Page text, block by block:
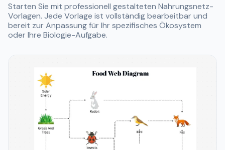
Starten Sie mit professionell gestalteten Nahrungsnetz-
Vorlagen. Jede Vorlage ist vollständig bearbeitbar und
bereit zur Anpassung für Ihr spezifisches Ökosystem
oder Ihre Biologie-Aufgabe.